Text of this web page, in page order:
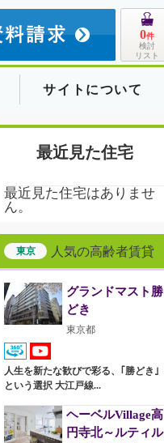
0件
検討
リスト
サイトについて
最近見た住宅
最近見た住宅はありませ
ん。
東京 人気の高齢者賃貸
グランドマスト勝
どき
東京都
人生を新たな歓びで彩る、｢勝どき｣
という選択 大江戸線...
ヘーベルVillage高
円寺北～ルティル